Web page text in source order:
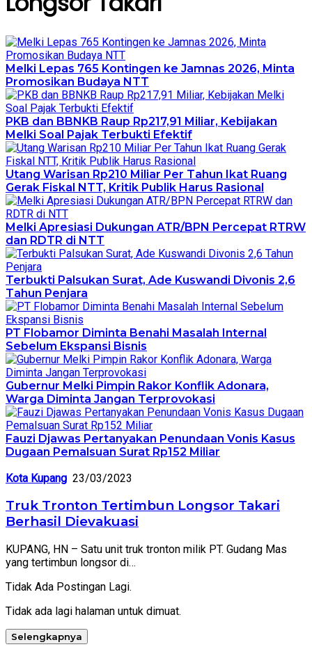
Melki Lepas 765 Kontingen ke Jamnas 2026, Minta
Promosikan Budaya NTT
PKB dan BBNKB Raup Rp217,91 Miliar, Kebijakan
Melki Soal Pajak Terbukti Efektif
Utang Warisan Rp210 Miliar Per Tahun Ikat Ruang
Gerak Fiskal NTT, Kritik Publik Harus Rasional
Melki Apresiasi Dukungan ATR/BPN Percepat RTRW
dan RDTR di NTT
Terbukti Palsukan Surat, Ade Kuswandi Divonis 2,6
Tahun Penjara
PT Flobamor Diminta Benahi Masalah Internal
Sebelum Ekspansi Bisnis
Gubernur Melki Pimpin Rakor Konflik Adonara,
Warga Diminta Jangan Terprovokasi
Fauzi Djawas Pertanyakan Penundaan Vonis Kasus
Dugaan Pemalsuan Surat Rp152 Miliar
Kota Kupang 23/03/2023
Truk Tronton Tertimbun Longsor Takari
Berhasil Dievakuasi
KUPANG, HN – Satu unit truk tronton milik PT. Gudang Mas
yang tertimbun longsor di…
Tidak Ada Postingan Lagi.
Tidak ada lagi halaman untuk dimuat.
Selengkapnya